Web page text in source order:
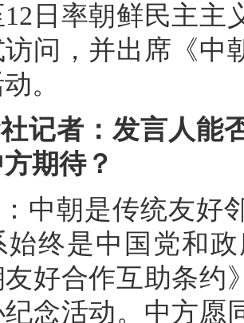
12日率朝鲜民主
问，并出席《中
。
记者：发言人能
期待？
中朝是传统友好
始终是中国党和
友好合作互助条
念活动。中方愿